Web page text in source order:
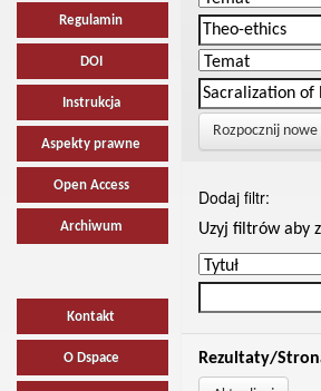
Regulamin
DOI
Instrukcja
Aspekty prawne
Open Access
Archiwum
Kontakt
O Dspace
Rozpocznij
Dodaj filtr:
Uzyj filtrów aby
Rezultaty/